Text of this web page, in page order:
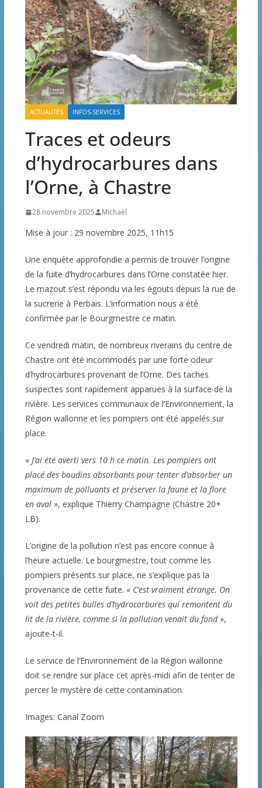
ACTUALITÉS INFOS-SERVICES
Traces et odeurs
d’hydrocarbures dans
l’Orne, à Chastre
28 novembre 2025 Michaël
Mise à jour : 29 novembre 2025, 11h15
Une enquête approfondie a permis de trouver l’origine
de la fuite d’hydrocarbures dans l’Orne constatée hier.
Le mazout s’est répondu via les égouts depuis la rue de
la sucrerie à Perbais. L’information nous a été
confirmée par le Bourgmestre ce matin.
Ce vendredi matin, de nombreux riverains du centre de
Chastre ont été incommodés par une forte odeur
d’hydrocarbures provenant de l’Orne. Des taches
suspectes sont rapidement apparues à la surface de la
rivière. Les services communaux de l’Environnement, la
Région wallonne et les pompiers ont été appelés sur
place.
« J’ai été averti vers 10 h ce matin. Les pompiers ont
placé des boudins absorbants pour tenter d’absorber un
maximum de polluants et préserver la faune et la flore
en aval», explique Thierry Champagne (Chastre 20+
LB).
L’origine de la pollution n’est pas encore connue à
l’heure actuelle. Le bourgmestre, tout comme les
pompiers présents sur place, ne s’explique pas la
provenance de cette fuite. « C’est vraiment étrange. On
voit des petites bulles d’hydrocarbures qui remontent du
lit de la rivière, comme si la pollution venait du fond»,
ajoute-t-il.
Le service de l’Environnement de la Région wallonne
doit se rendre sur place cet après-midi afin de tenter de
percer le mystère de cette contamination.
Images: Canal Zoom